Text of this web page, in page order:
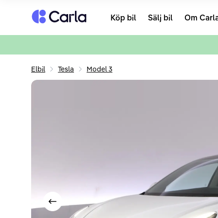
Tillbaka till startsidan Köp bil Sälj bil Om
Elbil Tesla Model 3
Visa föregående bild